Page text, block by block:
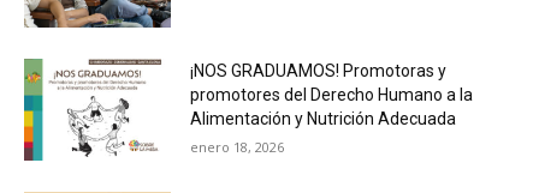
¡NOS GRADUAMOS! Promotoras y
promotores del Derecho Humano a la
Alimentación y Nutrición Adecuada
enero 18, 2026